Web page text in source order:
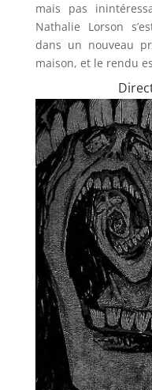
mais pas
Nathalie Lorson
dans un nouveau
maison, et le rendu